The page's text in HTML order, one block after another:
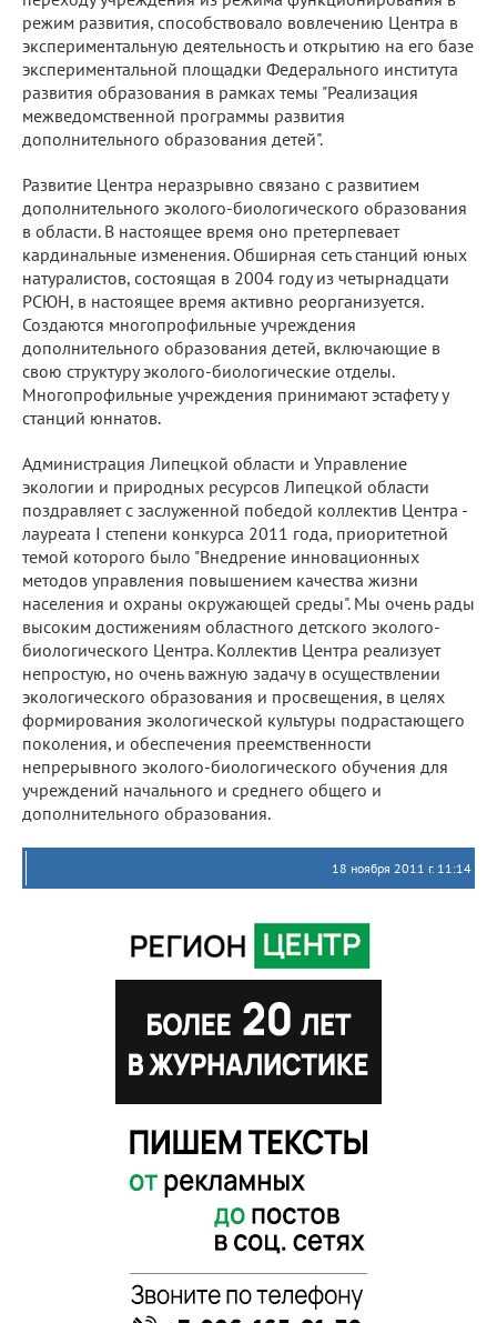
режим развития, способствовало вовлечению Центра в
экспериментальную деятельность и открытию на его базе
экспериментальной площадки Федерального института
развития образования в рамках темы "Реализация
межведомственной программы развития
дополнительного образования детей".
Развитие Центра неразрывно связано с развитием
дополнительного эколого-биологического образования
в области. В настоящее время оно претерпевает
кардинальные изменения. Обширная сеть станций юных
натуралистов, состоящая в 2004 году из четырнадцати
РСЮН, в настоящее время активно реорганизуется.
Создаются многопрофильные учреждения
дополнительного образования детей, включающие в
свою структуру эколого-биологические отделы.
Многопрофильные учреждения принимают эстафету у
станций юннатов.
Администрация Липецкой области и Управление
экологии и природных ресурсов Липецкой области
поздравляет с заслуженной победой коллектив Центра -
лауреата I степени конкурса 2011 года, приоритетной
темой которого было "Внедрение инновационных
методов управления повышением качества жизни
населения и охраны окружающей среды". Мы очень рады
высоким достижениям областного детского эколого-
биологического Центра. Коллектив Центра реализует
непростую, но очень важную задачу в осуществлении
экологического образования и просвещения, в целях
формирования экологической культуры подрастающего
поколения, и обеспечения преемственности
непрерывного эколого-биологического обучения для
учреждений начального и среднего общего и
дополнительного образования.
18 ноября 2011 г. 11:14